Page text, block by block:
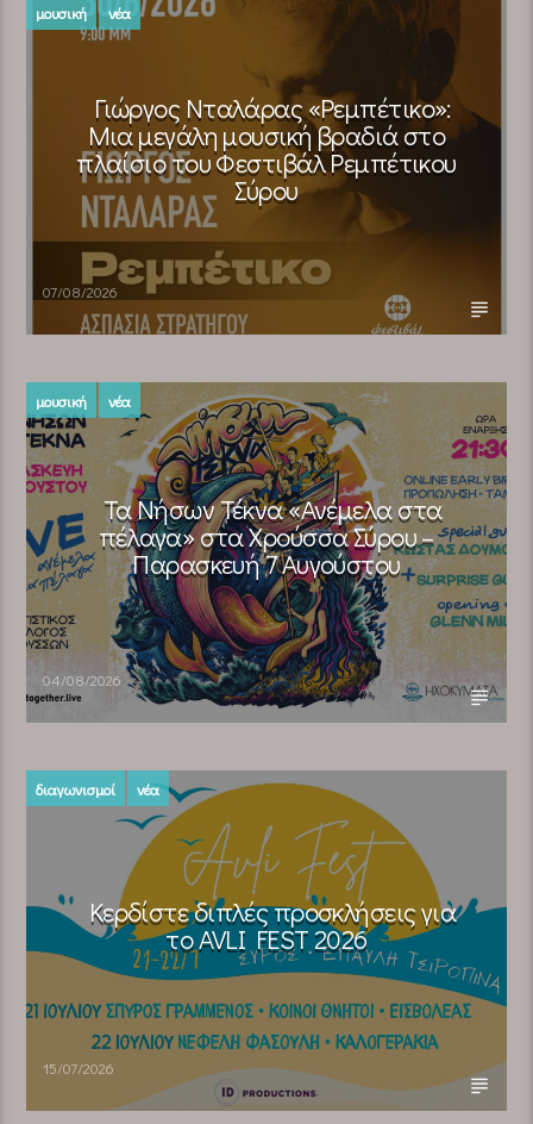
μουσική νέα
Γιώργος Νταλάρας «Ρεμπέτικο»:
Μια μεγάλη μουσική βραδιά στο
πλαίσιο του Φεστιβάλ Ρεμπέτικου
Σύρου
07/08/2026
μουσική νέα
Τα Νήσων Τέκνα «Ανέμελα στα
πέλαγα» στα Χρούσσα Σύρου –
Παρασκευή 7 Αυγούστου
04/08/2026
διαγωνισμοί νέα
Κερδίστε διπλές προσκλήσεις για
το AVLI FEST 2026
15/07/2026